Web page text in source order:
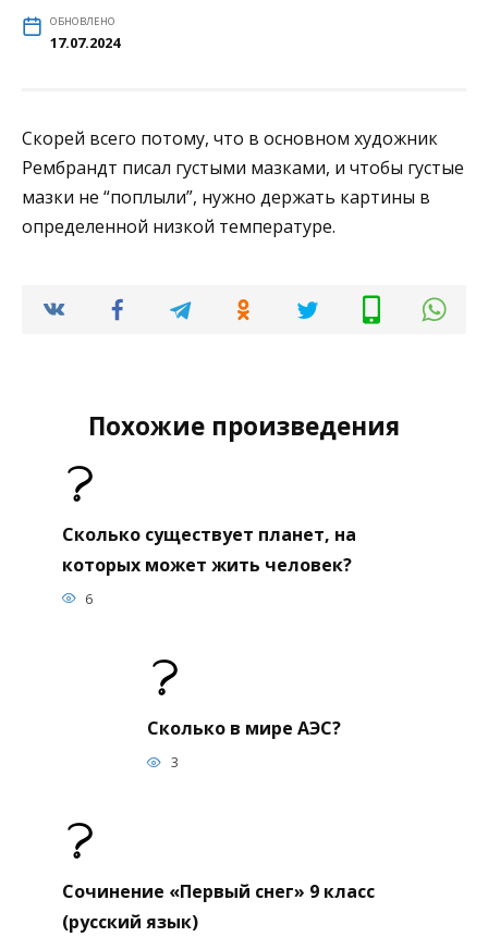
ОБНОВЛЕНО
17.07.2024
Скорей всего потому, что в основном художник
Рембрандт писал густыми мазками, и чтобы густые
мазки не “поплыли”, нужно держать картины в
определенной низкой температуре.
Похожие произведения
Сколько существует планет, на
которых может жить человек?
6
Сколько в мире АЭС?
3
Сочинение «Первый снег» 9 класс
(русский язык)